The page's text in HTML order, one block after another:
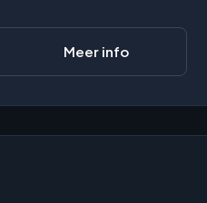
Meer info